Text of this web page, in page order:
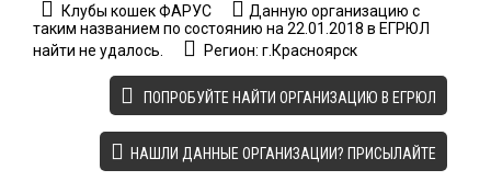
Клубы кошек ФАРУС
Данную организацию с
таким названием по состоянию на 22.01.2018 в ЕГРЮЛ
найти не удалось.
Регион: г.Красноярск
ПОПРОБУЙТЕ НАЙТИ ОРГАНИЗАЦИЮ В ЕГРЮЛ
НАШЛИ ДАННЫЕ ОРГАНИЗАЦИИ? ПРИСЫЛАЙТЕ